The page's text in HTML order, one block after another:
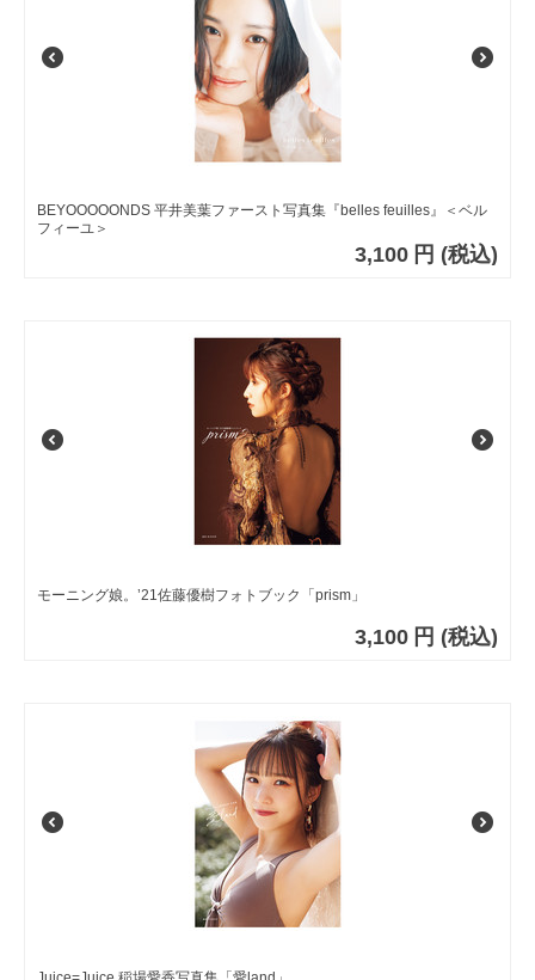
BEYOOOOONDS 平井美葉ファースト写真集『belles feuilles』＜ベル
フィーユ＞
3,100 円 (税込)
モーニング娘。’21佐藤優樹フォトブック「prism」
3,100 円 (税込)